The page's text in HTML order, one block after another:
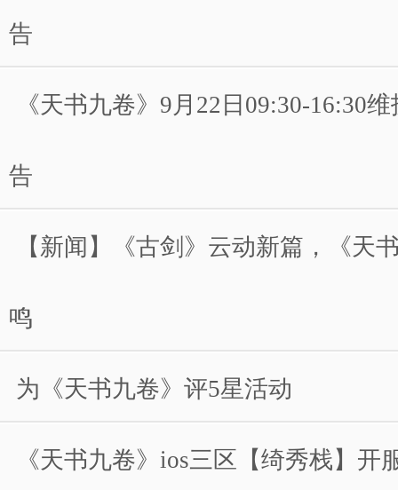
告
《天书九卷》9月22日09:30-16:30
告
【新闻】《古剑》云动新篇，《天
鸣
为《天书九卷》评5星活动
《天书九卷》ios三区【绮秀栈】开